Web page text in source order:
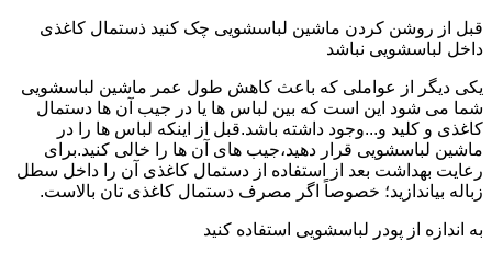
قبل از روشن کردن ماشین لباسشویی چک کنید ذستمال کاغذی
داخل لباسشویی نباشد
یکی دیگر از عواملی که باعث کاهش طول عمر ماشین لباسشویی
شما می شود این است که بین لباس ها یا در جیب آن ها دستمال
کاغذی و کلید و...وجود داشته باشد.قبل از اینکه لباس ها را در
ماشین لباسشویی قرار دهید،جیب های آن ها را خالی کنید.برای
رعایت بهداشت بعد از استفاده از دستمال کاغذی آن را داخل سطل
زباله بیاندازید؛ خصوصاً اگر مصرف دستمال کاغذی تان بالاست.
به اندازه از پودر لباسشویی استفاده کنید